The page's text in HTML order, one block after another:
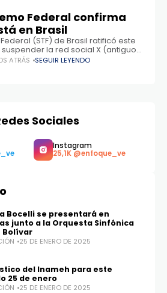
Federal confirma
en Brasil
(STF) de Brasil ratificó este
la red social X (antiguo
las declaraciones del ministro
el 30 de
ATRÁS SEGUIR LEYENDO
Sociales
Instagram
Bocelli se presentará en
junto a la Orquesta Sinfónica
Bolívar
25 DE ENERO DE 2025
del Inameh para este
25 de enero
25 DE ENERO DE 2025